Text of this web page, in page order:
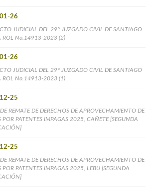
26
JUDICIAL DEL 29° JUZGADO CIVIL DE SANTIAGO
ROL No.14913-2023 (2)
26
JUDICIAL DEL 29° JUZGADO CIVIL DE SANTIAGO
ROL No.14913-2023 (1)
25
REMATE DE DERECHOS DE APROVECHAMIENTO DE
POR PATENTES IMPAGAS 2025, CAÑETE [SEGUNDA
25
REMATE DE DERECHOS DE APROVECHAMIENTO DE
POR PATENTES IMPAGAS 2025, LEBU [SEGUNDA